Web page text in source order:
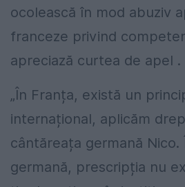
ocolească în mod abuziv
franceze privind
apreciază curtea de apel .
„În Franța, există un
internațional, aplicăm
cântăreața germană Nico.
germană, prescripția nu